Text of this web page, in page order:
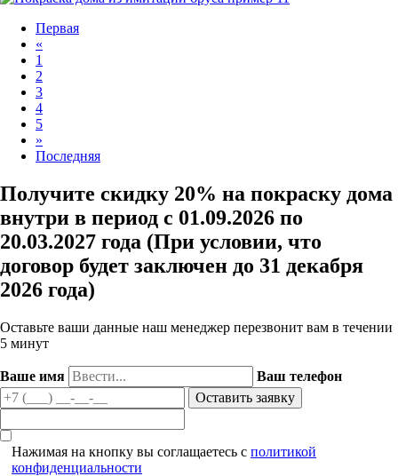
Первая
«
1
2
3
4
5
»
Последняя
Получите скидку 20% на покраску дома
внутри в период с 01.09.2026 по
20.03.2027 года (При условии, что
договор будет заключен до 31 декабря
2026 года)
Оставьте ваши данные наш менеджер перезвонит вам в течении
5 минут
Ваше имя Ваш телефон
Нажимая на кнопку вы соглащаетесь с политикой
конфиденциальности